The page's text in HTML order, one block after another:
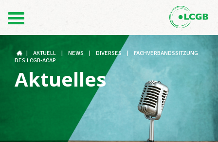
FR
Der LCGB
Gewerkschaftsstrukturen
AKTUELL NEWS DIVERSES
FACHVERBANDSSITZUNG
DES LCGB-ACAP
Aktuelles